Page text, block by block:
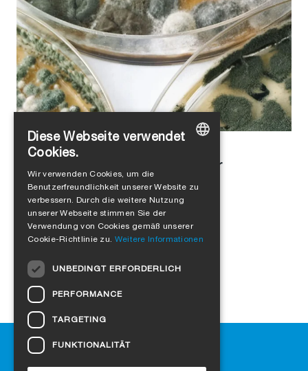
Alejandro Jimenez
Schimmel vermeiden: Tipps für
gesundes Wohnen
Hilfe
ENGLISH
FRENCH
Diese Webseite verwendet
Cookies.
Wir verwenden Cookies, um die
Benutzerfreundlichkeit unserer Website zu
verbessern. Durch die weitere Nutzung
unserer Webseite stimmen Sie der
Verwendung von Cookies gemäß unserer
Cookie-Richtlinie zu. Weitere Informationen
UNBEDINGT ERFORDERLICH
PERFORMANCE
TARGETING
FUNKTIONALITÄT